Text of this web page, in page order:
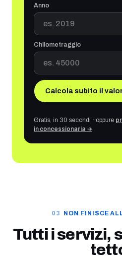
Anno
Chilometraggio
Calcola subito il
Gratis, in 30 secondi · oppure
in concessionaria →
NON FINISCE
Tutti i servizi,